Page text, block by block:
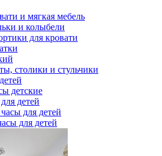
и мягкая мебель
и колыбели
для кровати
столики и стульчики
детские
детей
для детей
для детей